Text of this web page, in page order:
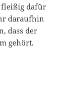
dafür
daraufhin
dass der
gehört.